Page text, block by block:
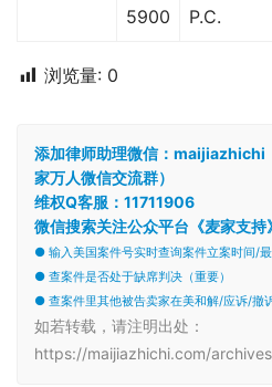
5900
P.C.
浏览量: 0
添加律师助理微信：maijiazhichi
家万人微信交流群）
维权Q客服：11711906
微信搜索关注公众平台《麦家支持
● 输入美国案件号实时查询案件立案时间/
● 查案件是否处于缺席判决（重要）
● 查案件里其他被告卖家在美和解/应诉/撤
如若转载，请注明出处：
https://maijiazhichi.com/